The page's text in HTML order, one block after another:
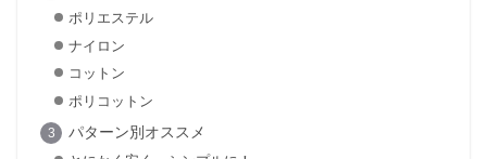
ポリエステル
ナイロン
コットン
ポリコットン
パターン別オススメ